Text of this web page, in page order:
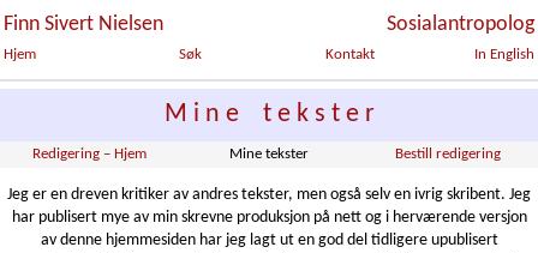
Finn Sivert Nielsen Sosialantropolog
Hjem Søk Kontakt In English
M i n e t e k s t e r
Redigering – Hjem Mine tekster Bestill redigering
Jeg er en dreven kritiker av andres tekster, men også selv en ivrig skribent. Jeg
har publisert mye av min skrevne produksjon på nett og i herværende versjon
av denne hjemmesiden har jeg lagt ut en god del tidligere upublisert